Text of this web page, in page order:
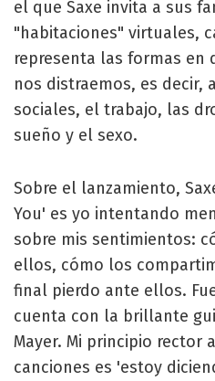
el que Saxe invita a sus
"habitaciones" virtuales,
representa las formas en
nos distraemos, es decir,
sociales, el trabajo, las
sueño y el sexo.
Sobre el lanzamiento,
You' es yo intentando
sobre mis sentimientos:
ellos, cómo los
final pierdo ante ellos.
cuenta con la brillante
Mayer. Mi principio rector
canciones es 'estoy